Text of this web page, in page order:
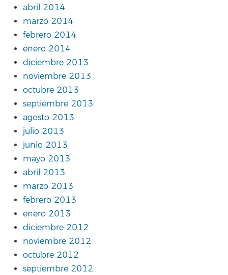
abril 2014
marzo 2014
febrero 2014
enero 2014
diciembre 2013
noviembre 2013
octubre 2013
septiembre 2013
agosto 2013
julio 2013
junio 2013
mayo 2013
abril 2013
marzo 2013
febrero 2013
enero 2013
diciembre 2012
noviembre 2012
octubre 2012
septiembre 2012